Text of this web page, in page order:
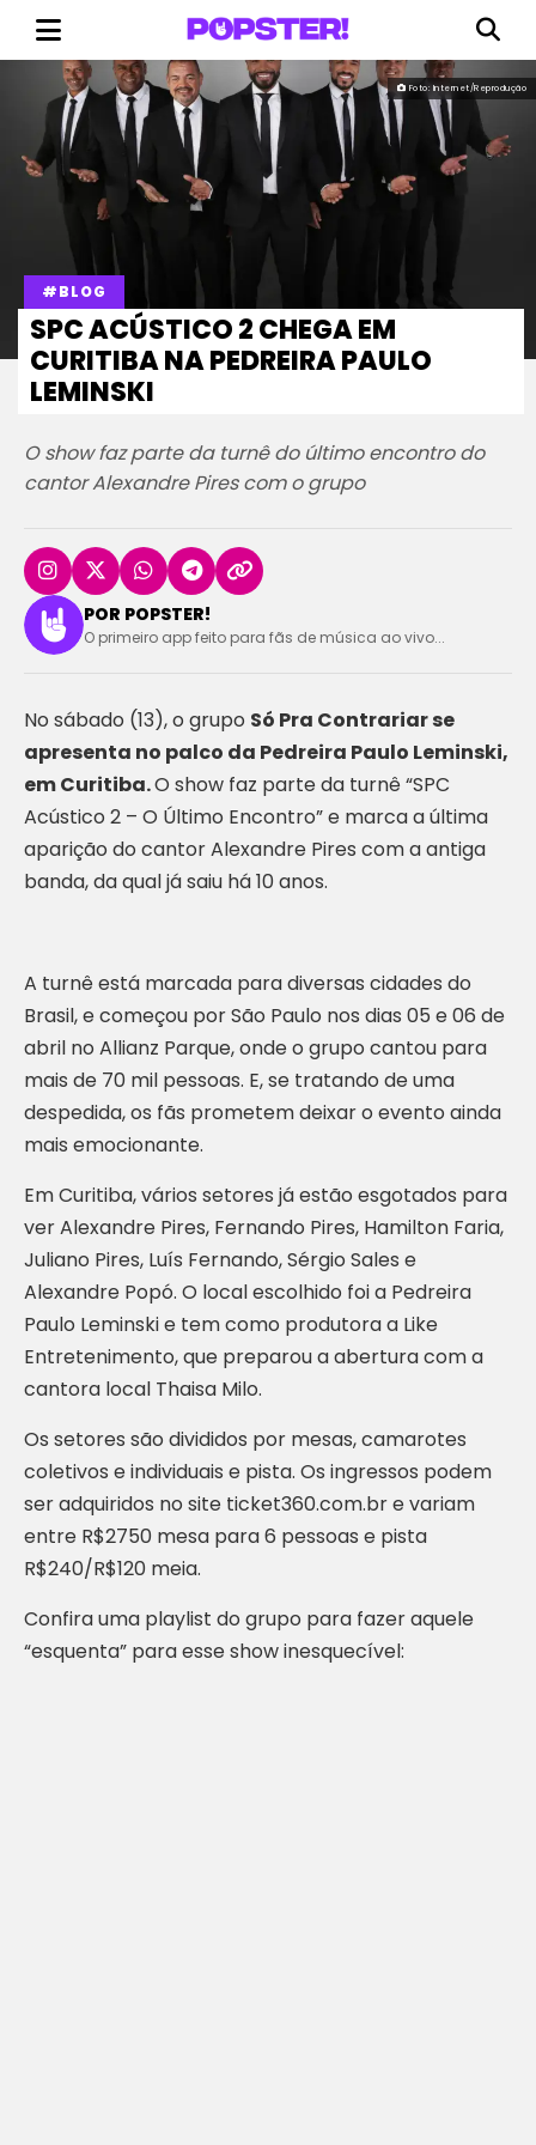
Foto: Internet/Reprodução
#BLOG
SPC ACÚSTICO 2 CHEGA EM
CURITIBA NA PEDREIRA PAULO
LEMINSKI
O show faz parte da turnê do último encontro do
cantor Alexandre Pires com o grupo
POR POPSTER!
O primeiro app feito para fãs de música ao vivo...
No sábado (13), o grupo Só Pra Contrariar se
apresenta no palco da Pedreira Paulo Leminski,
em Curitiba.O show faz parte da turnê “SPC
Acústico 2 – O Último Encontro” e marca a última
aparição do cantor Alexandre Pires com a antiga
banda, da qual já saiu há 10 anos.
A turnê está marcada para diversas cidades do
Brasil, e começou por São Paulo nos dias 05 e 06 de
abril no Allianz Parque, onde o grupo cantou para
mais de 70 mil pessoas. E, se tratando de uma
despedida, os fãs prometem deixar o evento ainda
mais emocionante.
Em Curitiba, vários setores já estão esgotados para
ver Alexandre Pires, Fernando Pires, Hamilton Faria,
Juliano Pires, Luís Fernando, Sérgio Sales e
Alexandre Popó. O local escolhido foi a Pedreira
Paulo Leminski e tem como produtora a Like
Entretenimento, que preparou a abertura com a
cantora local Thaisa Milo.
Os setores são divididos por mesas, camarotes
coletivos e individuais e pista. Os ingressos podem
ser adquiridos no site ticket360.com.br e variam
entre R$2750 mesa para 6 pessoas e pista
R$240/R$120 meia.
Confira uma playlist do grupo para fazer aquele
“esquenta” para esse show inesquecível: